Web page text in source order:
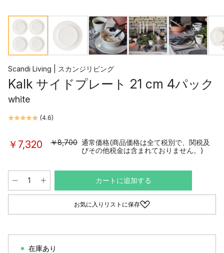
Scandi Living | スカンジリビング
Kalk サイドプレート 21 cm 4パック
white
(4.6)
￥7,320 ￥8,700 通常価格(商品価格は全て税別で、関税及
びその他税金は含まれておりません。)
カートに追加する
お気に入りリストに保存
在庫あり